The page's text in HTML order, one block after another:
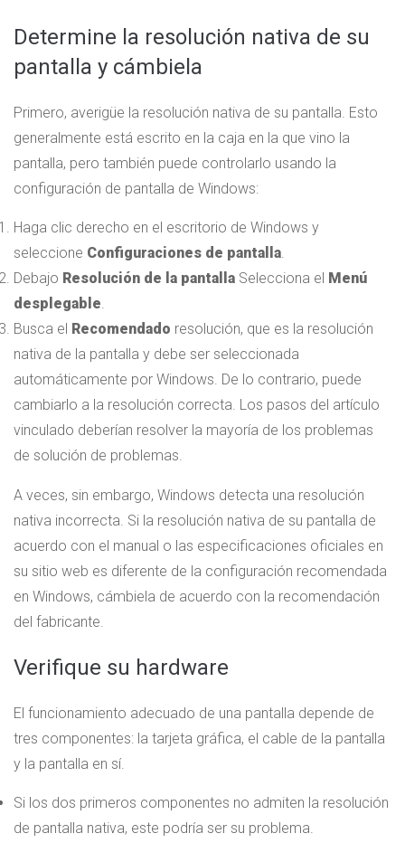
Determine la resolución nativa de su
pantalla y cámbiela
Primero, averigüe la resolución nativa de su pantalla. Esto
generalmente está escrito en la caja en la que vino la
pantalla, pero también puede controlarlo usando la
configuración de pantalla de Windows:
Haga clic derecho en el escritorio de Windows y
seleccione Configuraciones de pantalla.
Debajo Resolución de la pantalla Selecciona el Menú
desplegable.
Busca el Recomendado resolución, que es la resolución
nativa de la pantalla y debe ser seleccionada
automáticamente por Windows. De lo contrario, puede
cambiarlo a la resolución correcta. Los pasos del artículo
vinculado deberían resolver la mayoría de los problemas
de solución de problemas.
A veces, sin embargo, Windows detecta una resolución
nativa incorrecta. Si la resolución nativa de su pantalla de
acuerdo con el manual o las especificaciones oficiales en
su sitio web es diferente de la configuración recomendada
en Windows, cámbiela de acuerdo con la recomendación
del fabricante.
Verifique su hardware
El funcionamiento adecuado de una pantalla depende de
tres componentes: la tarjeta gráfica, el cable de la pantalla
y la pantalla en sí.
Si los dos primeros componentes no admiten la resolución
de pantalla nativa, este podría ser su problema.